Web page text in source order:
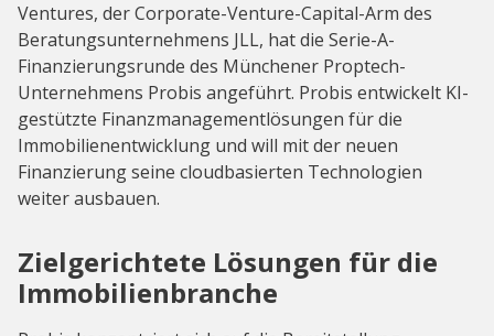
Ventures, der Corporate-Venture-Capital-Arm des
Beratungsunternehmens JLL, hat die Serie-A-
Finanzierungsrunde des Münchener Proptech-
Unternehmens Probis angeführt. Probis entwickelt KI-
gestützte Finanzmanagementlösungen für die
Immobilienentwicklung und will mit der neuen
Finanzierung seine cloudbasierten Technologien
weiter ausbauen.
Zielgerichtete Lösungen für die
Immobilienbranche